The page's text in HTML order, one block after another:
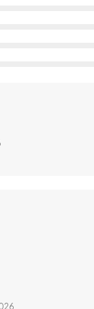
lebih kokoh dan